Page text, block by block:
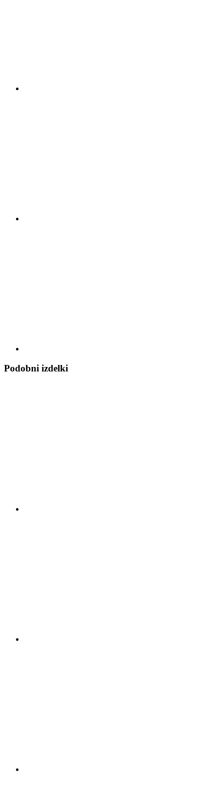
Podobni izdelki